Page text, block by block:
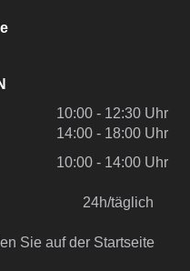
10:00 - 12:30 Uhr
14:00 - 18:00 Uhr
10:00 - 14:00 Uhr
24h/täglich
Sie auf der Startseite